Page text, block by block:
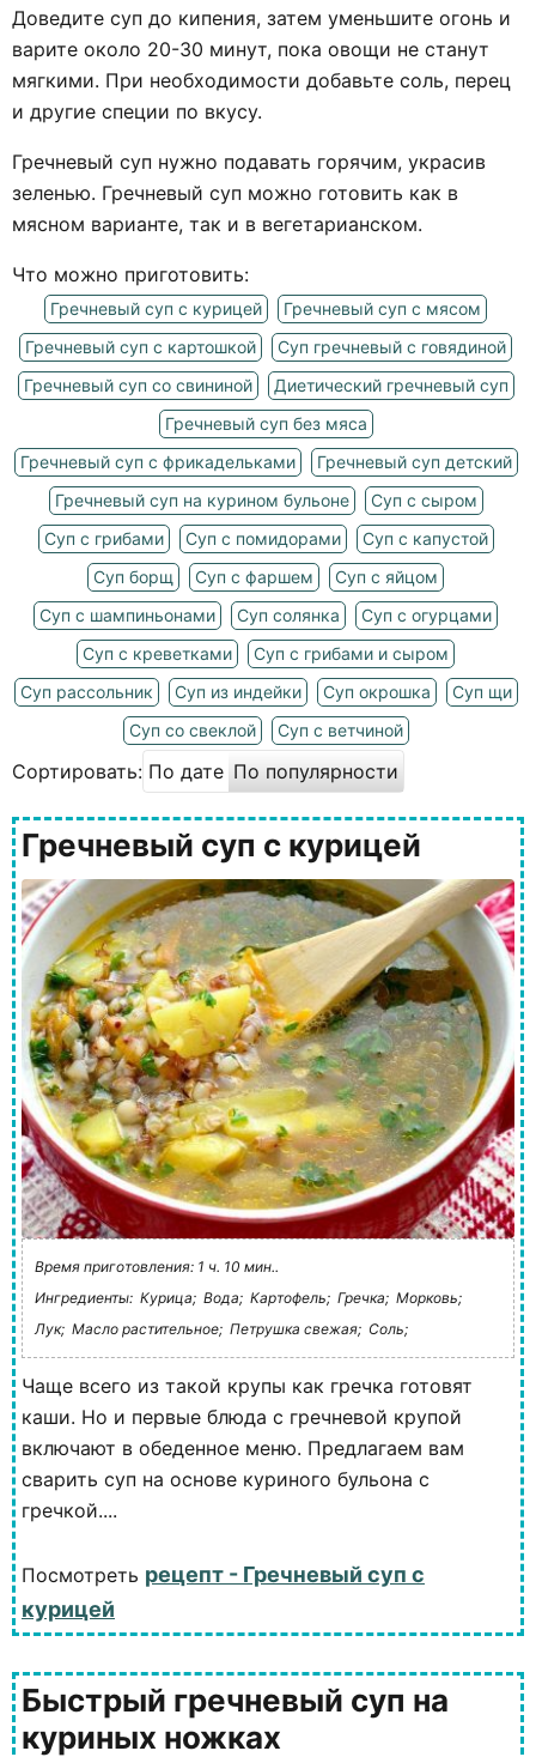
Доведите суп до кипения, затем уменьшите огонь и
варите около 20-30 минут, пока овощи не станут
мягкими. При необходимости добавьте соль, перец
и другие специи по вкусу.
Гречневый суп нужно подавать горячим, украсив
зеленью. Гречневый суп можно готовить как в
мясном варианте, так и в вегетарианском.
Что можно приготовить:
Гречневый суп с курицей
Гречневый суп с мясом
Гречневый суп с картошкой
Суп гречневый с говядиной
Гречневый суп со свининой
Диетический гречневый суп
Гречневый суп без мяса
Гречневый суп с фрикадельками
Гречневый суп детский
Гречневый суп на курином бульоне
Суп с сыром
Суп с грибами
Суп с помидорами
Суп с капустой
Суп борщ
Суп с фаршем
Суп с яйцом
Суп с шампиньонами
Суп солянка
Суп с огурцами
Суп с креветками
Суп с грибами и сыром
Суп рассольник
Суп из индейки Суп окрошка
Суп щи
Суп со свеклой
Суп с ветчиной
Сортировать: По дате По популярности
Гречневый суп с курицей
Время приготовления: 1 ч. 10 мин..
Ингредиенты: Курица; Вода; Картофель; Гречка; Морковь;
Лук; Масло растительное; Петрушка свежая; Соль;
Чаще всего из такой крупы как гречка готовят
каши. Но и первые блюда с гречневой крупой
включают в обеденное меню. Предлагаем вам
сварить суп на основе куриного бульона с
гречкой....
Посмотреть рецепт - Гречневый суп с
курицей
Быстрый гречневый суп на
куриных ножках